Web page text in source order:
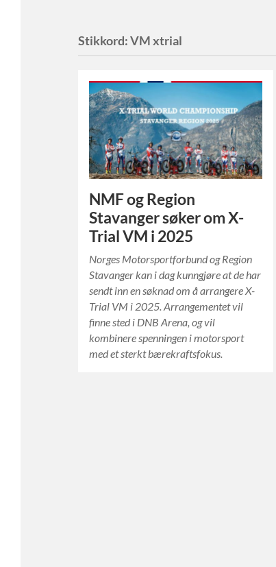
Stikkord:VM xtrial
NMF og Region
Stavanger søker om X-
Trial VM i 2025
Norges Motorsportforbund og Region
Stavanger kan i dag kunngjøre at de har
sendt inn en søknad om å arrangere X-
Trial VM i 2025. Arrangementet vil
finne sted i DNB Arena, og vil
kombinere spenningen i motorsport
med et sterkt bærekraftsfokus.